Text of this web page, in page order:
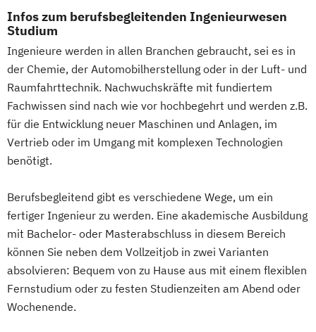
Product Management (DE/EN)
Produktdesign
Projektmanagement (DE/EN)
Psychologie Public Health
Public Management
Public Management für
Verwaltungsfachangestellte
Public Relations und Kommunikation
Beratung und Personalentwicklung
Pädagogik Bildungsberatung und Leitung
Robotics (DE/EN) Social Media
Softwareentwicklung (DE/EN)
Soziale Arbeit
Soziale Arbeit Schwerpunkt Kinder und
Nachhaltigkeitsmanagement
Online Marketing
Personalpsychologie und Human Resource
Management
Pflege
Pharmamanagement und -technologie
Praxis- und Versorgungsmanagement
Prozess- und Projektmanagement
Sales Management & Strategy
Soziale Arbeit
Soziale Arbeit im Online-Abendstudium
Sozialmanagement Sozialwissenschaften
Sustainability Management
Therapiewissenschaften - Ergotherapie
Therapiewissenschaften - Logopädie
Infos zum berufsbegleitenden Ingenieurwesen
Studium
Ingenieure werden in allen Branchen gebraucht, sei es in
der Chemie, der Automobilherstellung oder in der Luft- und
Raumfahrttechnik. Nachwuchskräfte mit fundiertem
Fachwissen sind nach wie vor hochbegehrt und werden z.B.
für die Entwicklung neuer Maschinen und Anlagen, im
Vertrieb oder im Umgang mit komplexen Technologien
benötigt.
Berufsbegleitend gibt es verschiedene Wege, um ein
fertiger Ingenieur zu werden. Eine akademische Ausbildung
mit Bachelor- oder Masterabschluss in diesem Bereich
können Sie neben dem Vollzeitjob in zwei Varianten
absolvieren: Bequem von zu Hause aus mit einem flexiblen
Fernstudium oder zu festen Studienzeiten am Abend oder
Wochenende.